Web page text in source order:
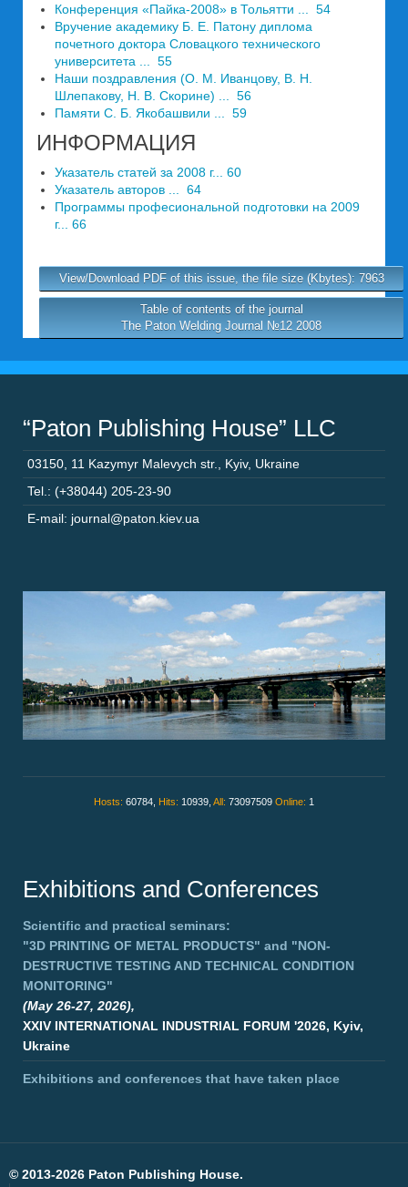
Конференция «Пайка-2008» в Тольятти ... 54
Вручение академику Б. Е. Патону диплома
почетного доктора Словацкого технического
университета ... 55
Наши поздравления (О. М. Иванцову, В. Н.
Шлепакову, Н. В. Скорине) ... 56
Памяти С. Б. Якобашвили ... 59
ИНФОРМАЦИЯ
Указатель статей за 2008 г... 60
Указатель авторов ... 64
Программы професиональной подготовки на 2009
г... 66
View/Download PDF of this issue, the file size (Kbytes): 7963
Table of contents of the journal
The Paton Welding Journal №12 2008
“Paton Publishing House” LLC
03150 11 Kazymyr Malevych str. Kyiv, Ukraine
Tel.: (+38044) 205-23-90
E-mail: journal@paton.kiev.ua
Hosts: 60784, Hits: 10939, All: 73097509 Online: 1
Exhibitions and Conferences
Scientific and practical seminars:
"3D PRINTING OF METAL PRODUCTS" and "NON-
DESTRUCTIVE TESTING AND TECHNICAL CONDITION
MONITORING"
(May 26-27, 2026),
XXIV INTERNATIONAL INDUSTRIAL FORUM '2026, Kyiv,
Ukraine
Exhibitions and conferences that have taken place
© 2013-2026 Paton Publishing House.